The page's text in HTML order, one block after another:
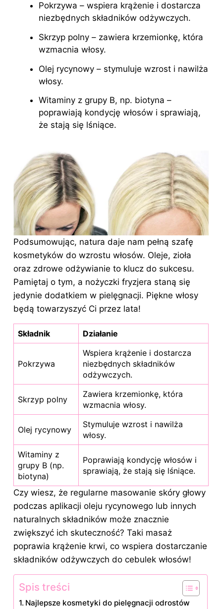
Pokrzywa – wspiera krążenie i dostarcza
niezbędnych składników odżywczych.
Skrzyp polny – zawiera krzemionkę, która
wzmacnia włosy.
Olej rycynowy – stymuluje wzrost i nawilża
włosy.
Witaminy z grupy B, np. biotyna –
poprawiają kondycję włosów i sprawiają,
że stają się lśniące.
Podsumowując, natura daje nam pełną szafę
kosmetyków do wzrostu włosów. Oleje, zioła
oraz zdrowe odżywianie to klucz do sukcesu.
Pamiętaj o tym, a nożyczki fryzjera staną się
jedynie dodatkiem w pielęgnacji. Piękne włosy
będą towarzyszyć Ci przez lata!
Składnik Działanie
Pokrzywa
Wspiera krążenie i dostarcza
niezbędnych składników
odżywczych.
Skrzyp polny
Zawiera krzemionkę, która
wzmacnia włosy.
Olej rycynowy
Stymuluje wzrost i nawilża
włosy.
Witaminy z
grupy B (np.
biotyna)
Poprawiają kondycję włosów i
sprawiają, że stają się lśniące.
Czy wiesz, że regularne masowanie skóry głowy
podczas aplikacji oleju rycynowego lub innych
naturalnych składników może znacznie
zwiększyć ich skuteczność? Taki masaż
poprawia krążenie krwi, co wspiera dostarczanie
składników odżywczych do cebulek włosów!
Spis treści
Najlepsze kosmetyki do pielęgnacji odrostów